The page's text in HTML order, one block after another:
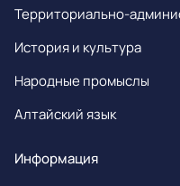
Территориально-
История и культура
Народные промыслы
Алтайский язык
Информация